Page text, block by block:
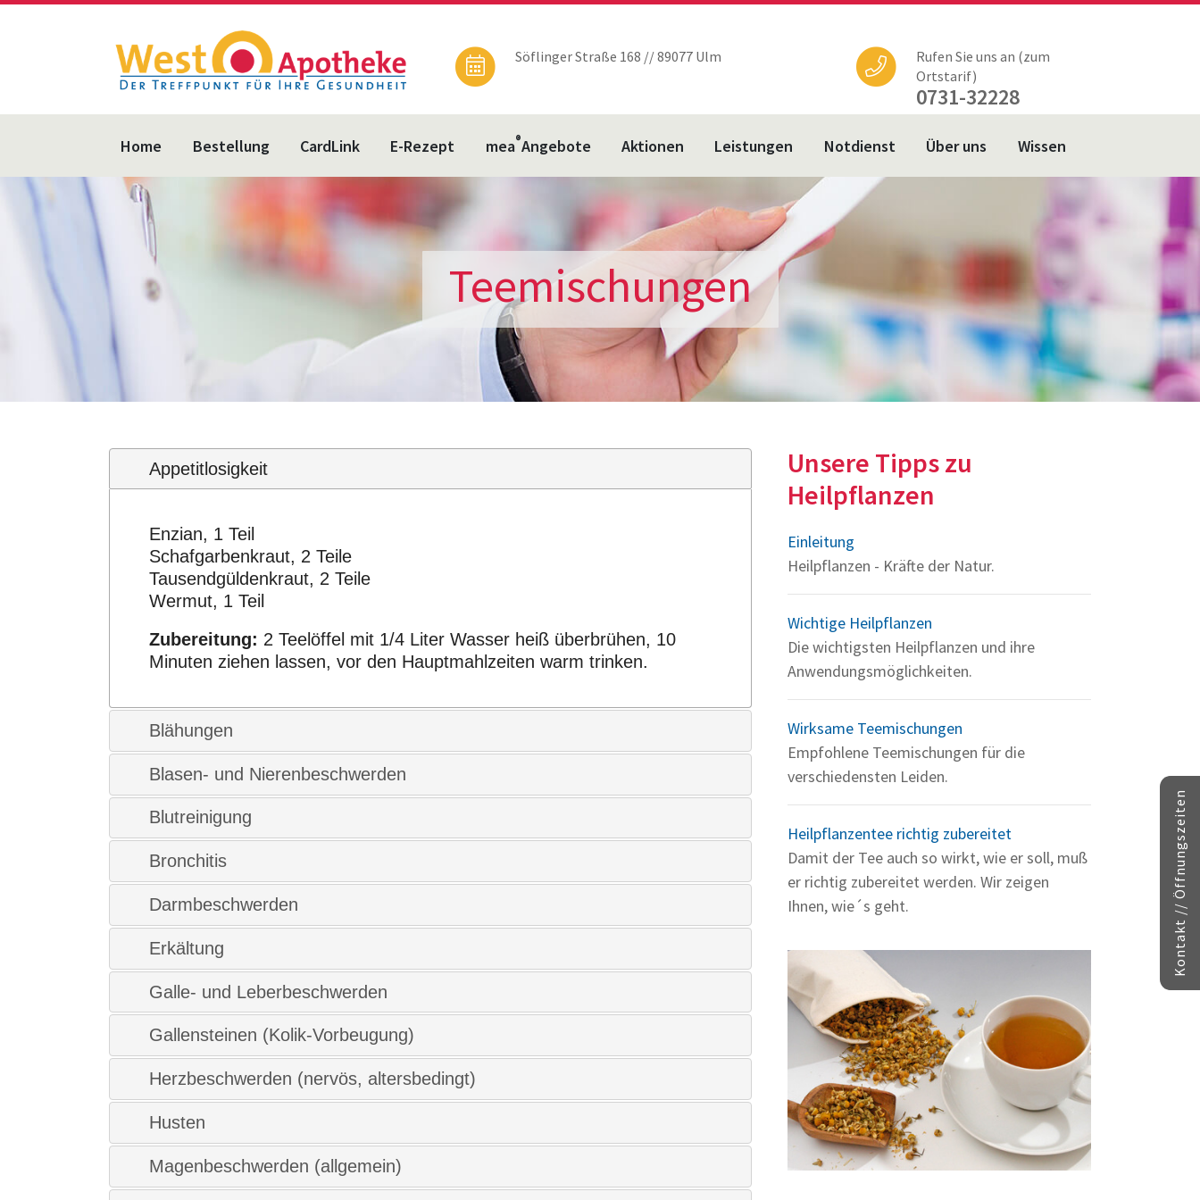
Söflinger Straße 168 // 89077 Ulm
Rufen Sie uns an (zum
Ortstarif)
0731-32228
Home Bestellung CardLink E-Rezept mea®Angebote Aktionen Leistungen Notdienst Über uns Wissen
Teemischungen
Appetitlosigkeit
Enzian, 1 Teil
Schafgarbenkraut, 2 Teile
Tausendgüldenkraut, 2 Teile
Wermut, 1 Teil
Zubereitung: 2 Teelöffel mit 1/4 Liter Wasser heiß überbrühen, 10
Minuten ziehen lassen, vor den Hauptmahlzeiten warm trinken.
Blähungen
Blasen- und Nierenbeschwerden
Blutreinigung
Bronchitis
Darmbeschwerden
Erkältung
Galle- und Leberbeschwerden
Gallensteinen (Kolik-Vorbeugung)
Herzbeschwerden (nervös, altersbedingt)
Husten
Magenbeschwerden (allgemein)
Unsere Tipps zu
Heilpflanzen
Einleitung
Heilpflanzen - Kräfte der Natur.
Wichtige Heilpflanzen
Die wichtigsten Heilpflanzen und ihre
Anwendungsmöglichkeiten.
Wirksame Teemischungen
Empfohlene Teemischungen für die
verschiedensten Leiden.
Heilpflanzentee richtig zubereitet
Damit der Tee auch so wirkt, wie er soll, muß
er richtig zubereitet werden. Wir zeigen
Ihnen, wie´s geht.
Kontakt // Öffnungszeiten